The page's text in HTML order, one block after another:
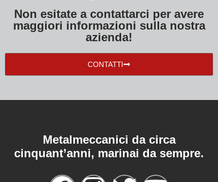
Non esitate a contattarci per avere
maggiori informazioni sulla nostra
azienda!
CONTATTI
Metalmeccanici da circa
cinquant’anni, marinai da sempre.